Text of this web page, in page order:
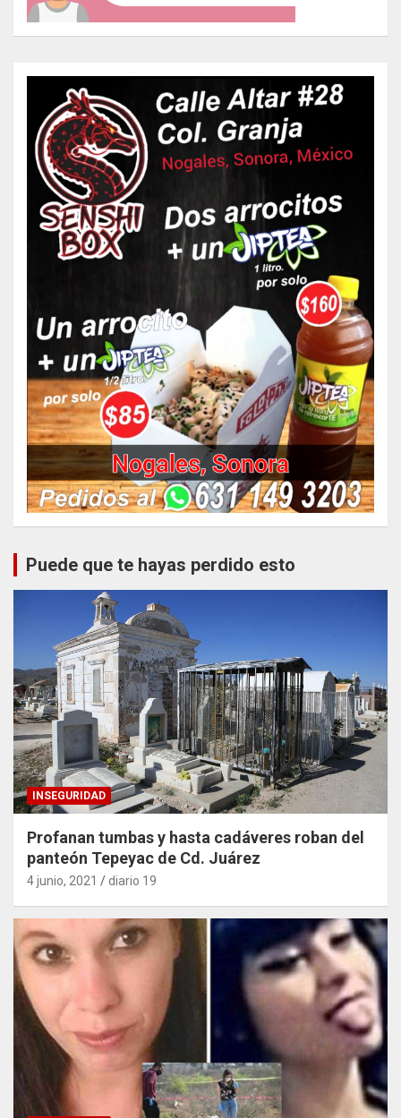
Puede que te hayas perdido esto
INSEGURIDAD
Profanan tumbas y hasta cadáveres roban del
panteón Tepeyac de Cd. Juárez
4 junio, 2021 diario 19